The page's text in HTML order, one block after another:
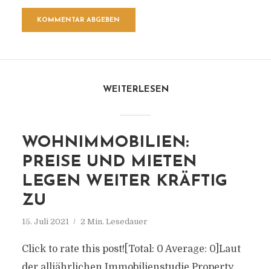
WEITERLESEN
WOHNIMMOBILIEN:
PREISE UND MIETEN
LEGEN WEITER KRÄFTIG
ZU
15. Juli 2021 2 Min. Lesedauer
Click to rate this post![Total: 0 Average: 0]Laut